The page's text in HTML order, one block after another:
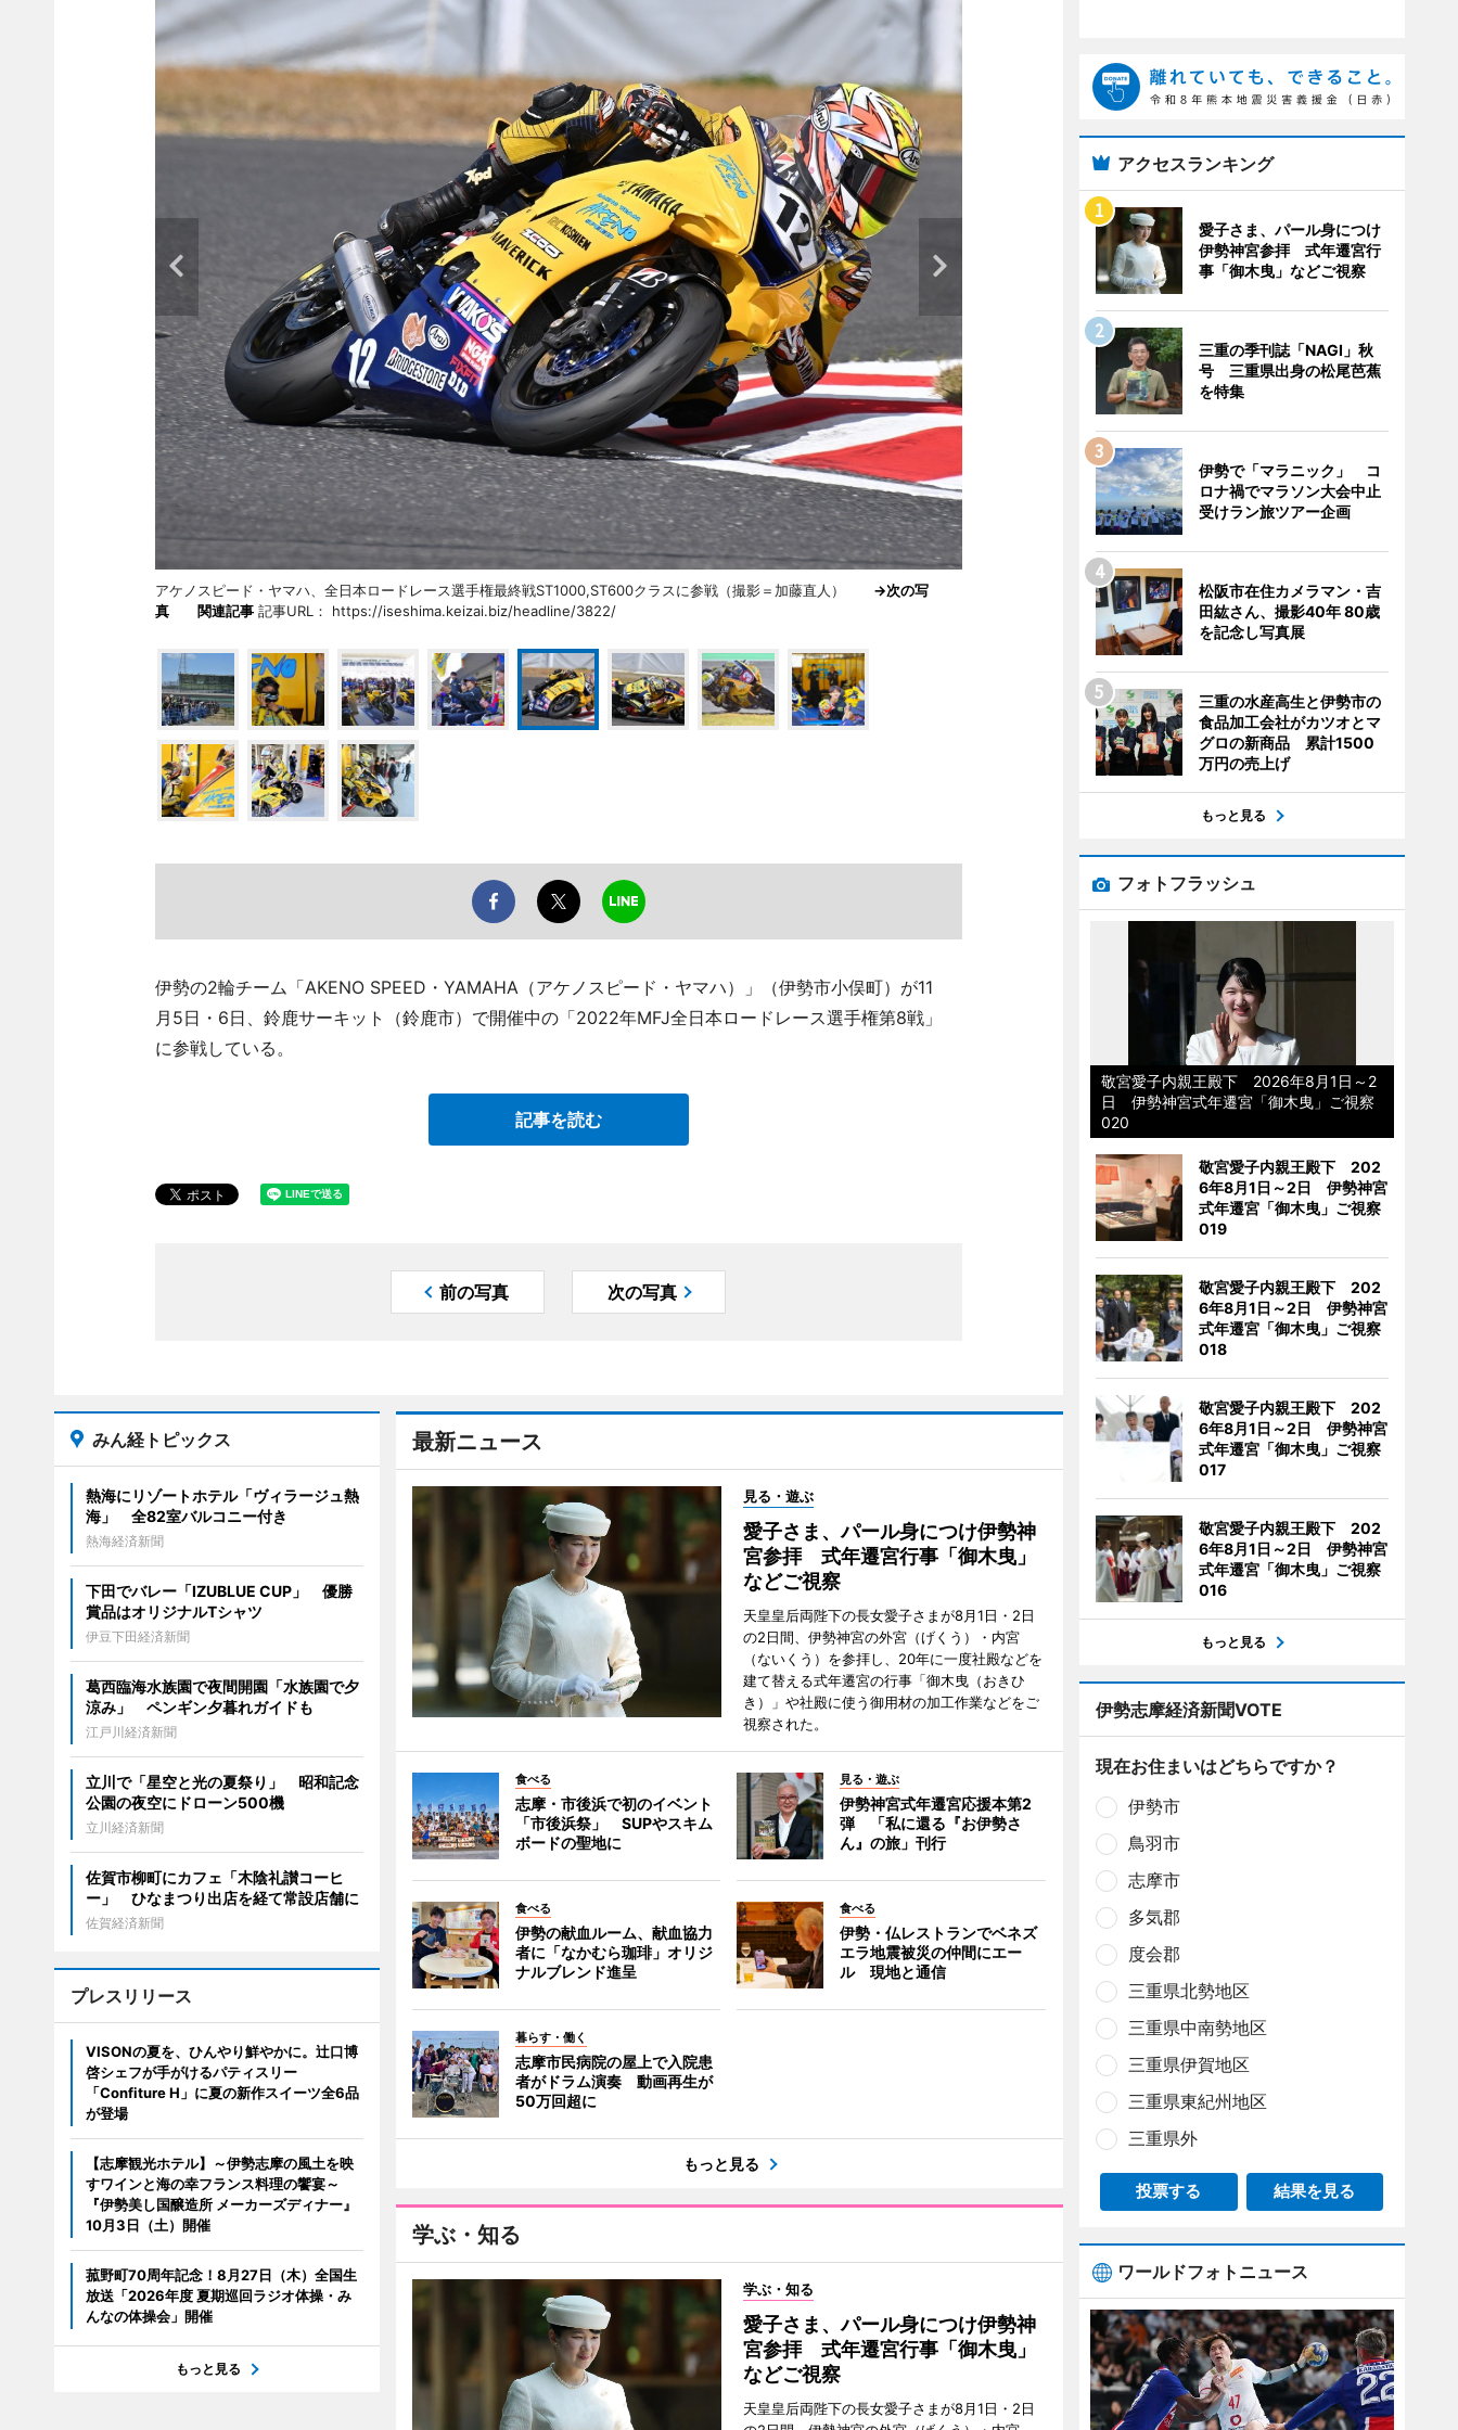
アケノスピード・ヤマハ、全日本ロードレース選手権最終戦ST1000,ST600クラスに参戦（撮影＝加藤直人） →次の写
真
関連記事記事URL： https://iseshima.keizai.biz/headline/3822/
伊勢の2輪チーム「AKENO SPEED・YAMAHA（アケノスピード・ヤマハ）」（伊勢市小俣町）が11
月5日・6日、鈴鹿サーキット（鈴鹿市）で開催中の「2022年MFJ全日本ロードレース選手権第8戦」
に参戦している。
記事を読む
前の写真 次の写真
最新ニュース
見る・遊ぶ
愛子さま、パール身につけ伊勢神
宮参拝 式年遷宮行事「御木曳」
などご視察
天皇皇后両陛下の長女愛子さまが8月1日・2日
の2日間、伊勢神宮の外宮（げくう）・内宮
（ないくう）を参拝し、20年に一度社殿などを
建て替える式年遷宮の行事「御木曳（おきひ
き）」や社殿に使う御用材の加工作業などをご
視察された。
食べる
志摩・市後浜で初のイベント
「市後浜祭」 SUPやスキム
ボードの聖地に
見る・遊ぶ
伊勢神宮式年遷宮応援本第2
弾 「私に還る『お伊勢さ
ん』の旅」刊行
食べる
伊勢の献血ルーム、献血協力
者に「なかむら珈琲」オリジ
ナルブレンド進呈
食べる
伊勢・仏レストランでベネズ
エラ地震被災の仲間にエー
ル 現地と通信
暮らす・働く
志摩市民病院の屋上で入院患
者がドラム演奏 動画再生が
50万回超に
もっと見る
学ぶ・知る
学ぶ・知る
愛子さま、パール身につけ伊勢神
宮参拝 式年遷宮行事「御木曳」
などご視察
天皇皇后両陛下の長女愛子さまが8月1日・2日
みん経トピックス
熱海にリゾートホテル「ヴィラージュ熱
海」 全82室バルコニー付き
熱海経済新聞
下田でバレー「IZUBLUE CUP」 優勝
賞品はオリジナルTシャツ
伊豆下田経済新聞
葛西臨海水族園で夜間開園「水族園で夕
涼み」 ペンギン夕暮れガイドも
江戸川経済新聞
立川で「星空と光の夏祭り」 昭和記念
公園の夜空にドローン500機
立川経済新聞
佐賀市柳町にカフェ「木陰礼讃コーヒ
ー」 ひなまつり出店を経て常設店舗に
佐賀経済新聞
プレスリリース
VISONの夏を、ひんやり鮮やかに。辻口博
啓シェフが手がけるパティスリー
「Confiture H」に夏の新作スイーツ全6品
が登場
【志摩観光ホテル】～伊勢志摩の風土を映
すワインと海の幸フランス料理の饗宴～
『伊勢美し国醸造所 メーカーズディナー』
10月3日（土）開催
菰野町70周年記念！8月27日（木）全国生
放送「2026年度 夏期巡回ラジオ体操・み
んなの体操会」開催
もっと見る
アクセスランキング
愛子さま、パール身につけ
伊勢神宮参拝 式年遷宮行
事「御木曳」などご視察
三重の季刊誌「NAGI」秋
号 三重県出身の松尾芭蕉
を特集
伊勢で「マラニック」 コ
ロナ禍でマラソン大会中止
受けラン旅ツアー企画
松阪市在住カメラマン・吉
田紘さん、撮影40年 80歳
を記念し写真展
三重の水産高生と伊勢市の
食品加工会社がカツオとマ
グロの新商品 累計1500
万円の売上げ
もっと見る
フォトフラッシュ
敬宮愛子内親王殿下 2026年8月1日～2
日 伊勢神宮式年遷宮「御木曳」ご視察
020
敬宮愛子内親王殿下 202
6年8月1日～2日 伊勢神宮
式年遷宮「御木曳」ご視察
019
敬宮愛子内親王殿下 202
6年8月1日～2日 伊勢神宮
式年遷宮「御木曳」ご視察
018
敬宮愛子内親王殿下 202
6年8月1日～2日 伊勢神宮
式年遷宮「御木曳」ご視察
017
敬宮愛子内親王殿下 202
6年8月1日～2日 伊勢神宮
式年遷宮「御木曳」ご視察
016
もっと見る
伊勢志摩経済新聞VOTE
現在お住まいはどちらですか？
伊勢市
鳥羽市
志摩市
多気郡
度会郡
三重県北勢地区
三重県中南勢地区
三重県伊賀地区
三重県東紀州地区
三重県外
投票する 結果を見る
ワールドフォトニュース